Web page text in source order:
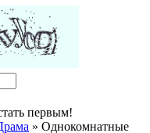
первым!
» Однокомнатные